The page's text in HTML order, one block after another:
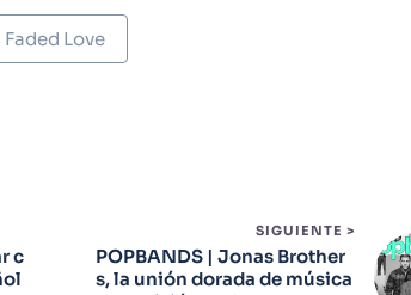
Faded Love
c
SIGUIENTE >
POPBANDS | Jonas Brother
s, la unión dorada de música